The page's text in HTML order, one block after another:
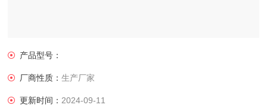
产品型号：
厂商性质：生产厂家
更新时间： 2024-09-11